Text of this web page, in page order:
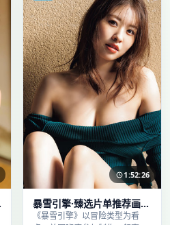
1:52:26
暴雪引擎·臻选片单推荐画质
清晰观看流畅
《暴雪引擎》以冒险类型为看